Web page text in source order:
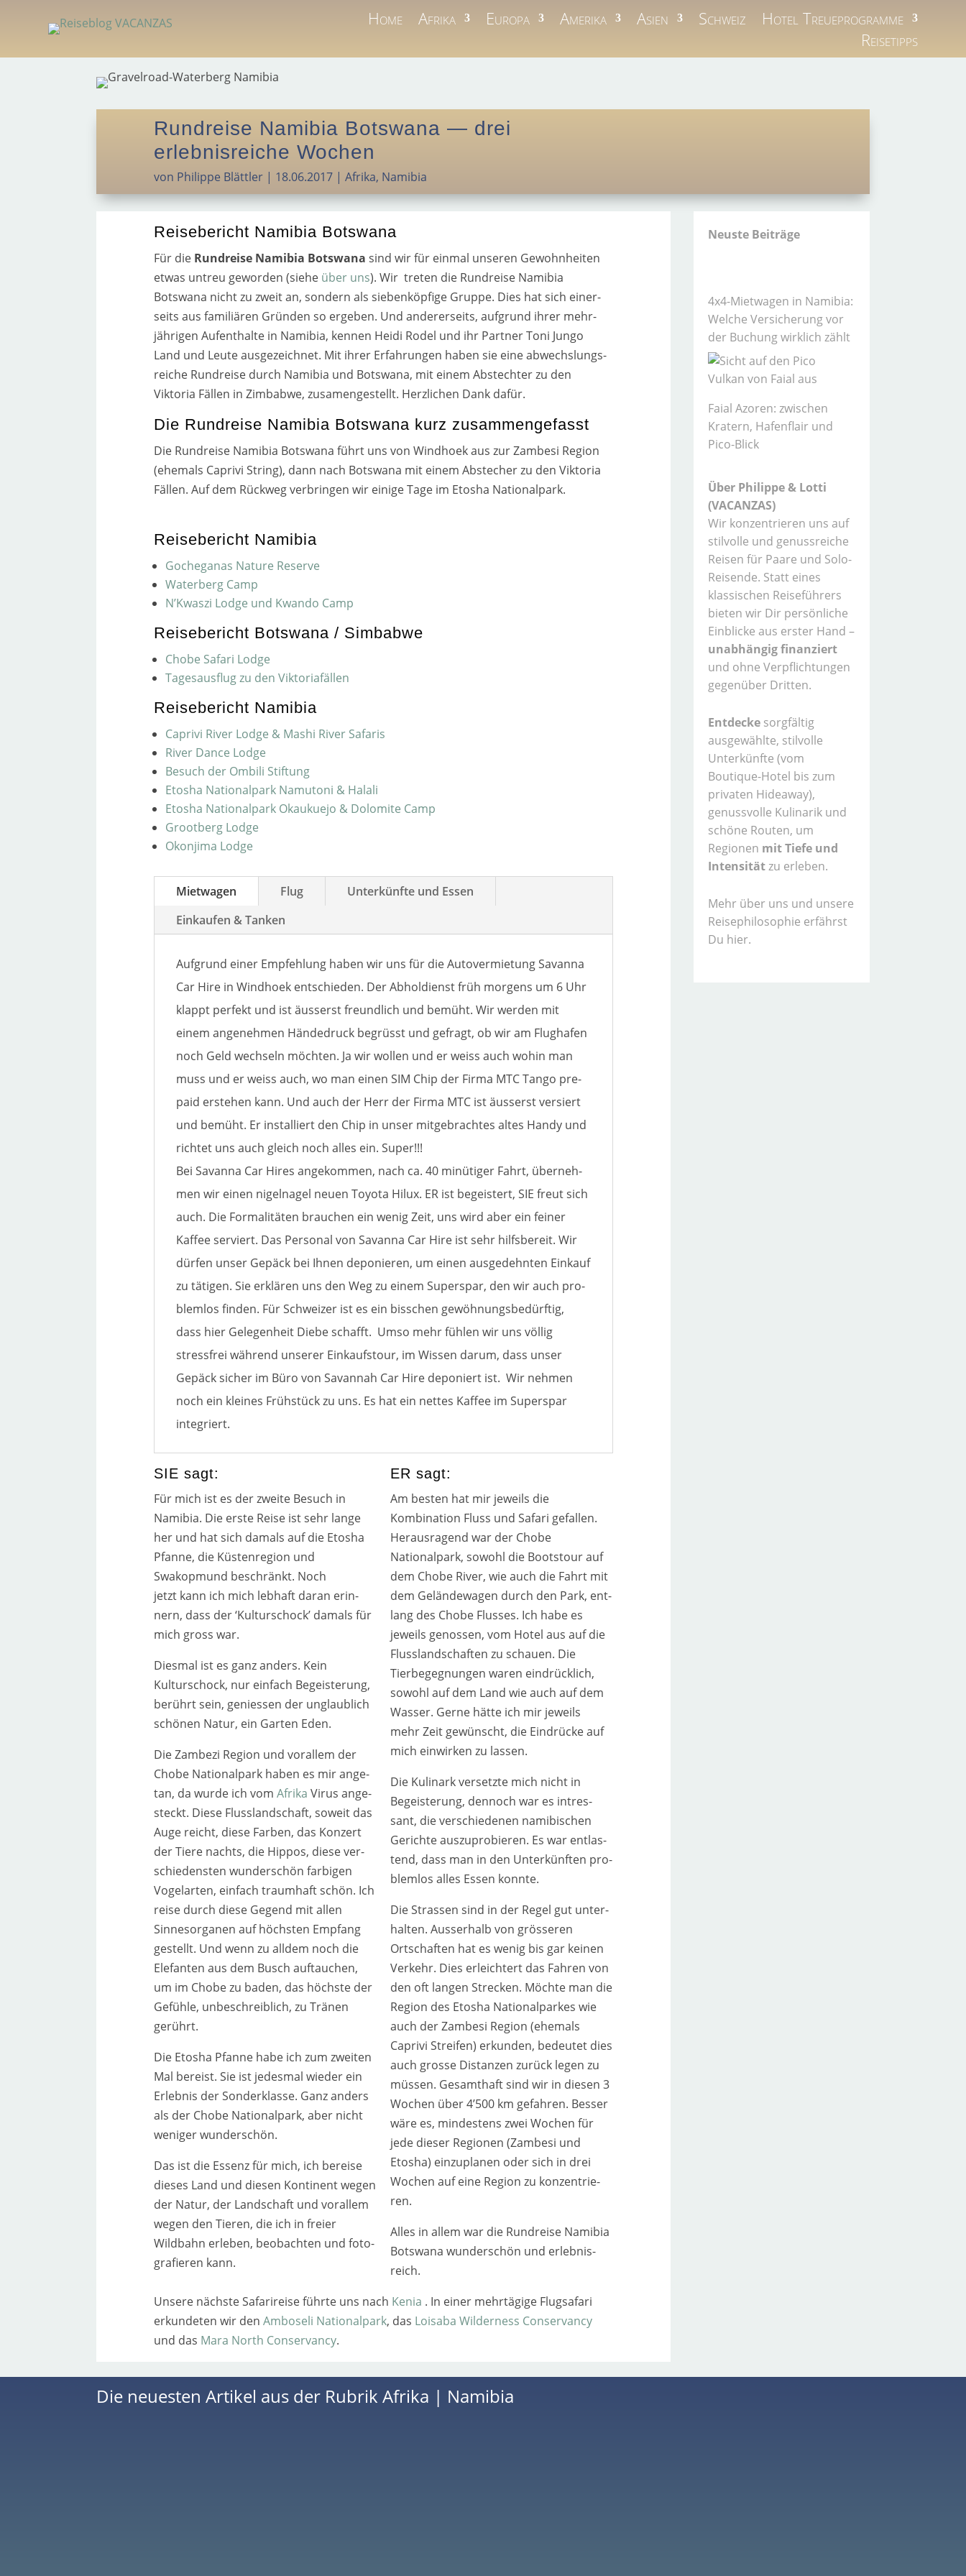
Home Afrika Europa Amerika Asien Schweiz
Hotel Treueprogramme
Reisetipps
Rundreise Namibia Botswana — drei
erlebnisreiche Wochen
von Philippe Blättler | 18.06.2017 |Afrika, Namibia
Reisebericht Namibia Botswana
Für die Rundreise Namibia Botswana sind wir für ein­mal unse­ren Gewohnheiten
etwas untreu gewor­den (sie­he über uns). Wir tre­ten die Rundreise Namibia
Botswana nicht zu zweit an, son­dern als sie­ben­köp­fi­ge Gruppe. Dies hat sich einer­
seits aus fami­liä­ren Gründen so erge­ben. Und ande­rer­seits, auf­grund ihrer mehr­
jäh­ri­gen Aufenthalte in Namibia, ken­nen Heidi Rodel und ihr Partner Toni Jungo
Land und Leute aus­ge­zeich­net. Mit ihrer Erfahrungen haben sie eine abwechs­lungs­
rei­che Rundreise durch Namibia und Botswana, mit einem Abstechter zu den
Viktoria Fällen in Zimbabwe, zusa­men­ge­stellt. Herzlichen Dank dafür.
Die Rundreise Namibia Botswana kurz zusammengefasst
Die Rundreise Namibia Botswana führt uns von Windhoek aus zur Zambesi Region
(ehe­mals Caprivi String), dann nach Botswana mit einem Abstecher zu den Viktoria
Fällen. Auf dem Rückweg ver­brin­gen wir eini­ge Tage im Etosha Nationalpark.
Reisebericht Namibia
Gocheganas Nature Reserve
Waterberg Camp
N’Kwaszi Lodge und Kwando Camp
Reisebericht Botswana / Simbabwe
Chobe Safari Lodge
Tagesausflug zu den Viktoriafällen
Reisebericht Namibia
Caprivi River Lodge & Mashi River Safaris
River Dance Lodge
Besuch der Ombili Stiftung
Etosha Nationalpark Namutoni & Halali
Etosha Nationalpark Okaukuejo & Dolomite Camp
Grootberg Lodge
Okonjima Lodge
Mietwagen Flug
Unterkünfte und Essen
Einkaufen & Tanken
Aufgrund einer Empfehlung haben wir uns für die Autovermietung Savanna
Car Hire in Windhoek ent­schie­den. Der Abholdienst früh mor­gens um 6 Uhr
klappt per­fekt und ist äus­serst freund­lich und bemüht. Wir wer­den mit
einem ange­neh­men Händedruck begrüsst und gefragt, ob wir am Flughafen
noch Geld wech­seln möch­ten. Ja wir wol­len und er weiss auch wohin man
muss und er weiss auch, wo man einen SIM Chip der Firma MTC Tango pre­
paid erste­hen kann. Und auch der Herr der Firma MTC ist äus­serst ver­siert
und bemüht. Er instal­liert den Chip in unser mit­ge­brach­tes altes Handy und
rich­tet uns auch gleich noch alles ein. Super!!!
Bei Savanna Car Hires ange­kom­men, nach ca. 40 minü­ti­ger Fahrt, über­neh­
men wir einen nigel­na­gel neu­en Toyota Hilux. ER ist begeis­tert, SIE freut sich
auch. Die Formalitäten brau­chen ein wenig Zeit, uns wird aber ein fei­ner
Kaffee ser­viert. Das Personal von Savanna Car Hire ist sehr hilfs­be­reit. Wir
dür­fen unser Gepäck bei Ihnen depo­nie­ren, um einen aus­ge­dehn­ten Einkauf
zu täti­gen. Sie erklä­ren uns den Weg zu einem Superspar, den wir auch pro­
blem­los fin­den. Für Schweizer ist es ein biss­chen gewöh­nungs­be­dürf­tig,
dass hier Gelegenheit Diebe schafft. Umso mehr füh­len wir uns völ­lig
stress­frei wäh­rend unse­rer Einkaufstour, im Wissen dar­um, dass unser
Gepäck sicher im Büro von Savannah Car Hire depo­niert ist. Wir neh­men
noch ein klei­nes Frühstück zu uns. Es hat ein net­tes Kaffee im Superspar
inte­griert.
SIE sagt:
Für mich ist es der zwei­te Besuch in
Namibia. Die ers­te Reise ist sehr lan­ge
her und hat sich damals auf die Etosha
Pfanne, die Küstenregion und
Swakopmund beschränkt. Noch
jetzt kann ich mich leb­haft dar­an erin­
nern, dass der ‘Kulturschock’ damals für
mich gross war.
Diesmal ist es ganz anders. Kein
Kulturschock, nur ein­fach Begeisterung,
berührt sein, genies­sen der unglaub­lich
schö­nen Natur, ein Garten Eden.
Die Zambezi Region und vor­al­lem der
Chobe Nationalpark haben es mir ange­
tan, da wur­de ich vomAfrikaVirus ange­
steckt. Diese Flusslandschaft, soweit das
Auge reicht, die­se Farben, das Konzert
der Tiere nachts, die Hippos, die­se ver­
schie­dens­ten wun­der­schön far­bi­gen
Vogelarten, ein­fach traum­haft schön. Ich
rei­se durch die­se Gegend mit allen
Sinnesorganen auf höchs­ten Empfang
gestellt. Und wenn zu all­dem noch die
Elefanten aus dem Busch auf­tau­chen,
um im Chobe zu baden, das höchs­te der
Gefühle, unbe­schreib­lich, zu Tränen
gerührt.
Die Etosha Pfanne habe ich zum zwei­ten
Mal bereist. Sie ist jedes­mal wie­der ein
Erlebnis der Sonderklasse. Ganz anders
als der Chobe Nationalpark, aber nicht
weni­ger wun­der­schön.
Das ist die Essenz für mich, ich berei­se
die­ses Land und die­sen Kontinent wegen
der Natur, der Landschaft und vor­al­lem
wegen den Tieren, die ich in frei­er
Wildbahn erle­ben, beob­ach­ten und foto­
gra­fie­ren kann.
ER sagt:
Am bes­ten hat mir jeweils die
Kombination Fluss und Safari gefal­len.
Herausragend war der Chobe
Nationalpark, sowohl die Bootstour auf
dem Chobe River, wie auch die Fahrt mit
dem Geländewagen durch den Park, ent­
lang des Chobe Flusses. Ich habe es
jeweils genos­sen, vom Hotel aus auf die
Flusslandschaften zu schau­en. Die
Tierbegegnungen waren ein­drück­lich,
sowohl auf dem Land wie auch auf dem
Wasser. Gerne hät­te ich mir jeweils
mehr Zeit gewünscht, die Eindrücke auf
mich ein­wir­ken zu las­sen.
Die Kulinark ver­setz­te mich nicht in
Begeisterung, den­noch war es intres­
sant, die ver­schie­de­nen nami­bi­schen
Gerichte aus­zu­pro­bie­ren. Es war ent­las­
tend, dass man in den Unterkünften pro­
blem­los alles Essen konn­te.
Die Strassen sind in der Regel gut unter­
hal­ten. Ausserhalb von grös­se­ren
Ortschaften hat es wenig bis gar kei­nen
Verkehr. Dies erleich­tert das Fahren von
den oft lan­gen Strecken. Möchte man die
Region des Etosha Nationalparkes wie
auch der Zambesi Region (ehe­mals
Caprivi Streifen) erkun­den, bedeu­tet dies
auch gros­se Distanzen zurück legen zu
müs­sen. Gesamthaft sind wir in die­sen 3
Wochen über 4’500 km gefah­ren. Besser
wäre es, min­des­tens zwei Wochen für
jede die­ser Regionen (Zambesi und
Etosha) ein­zu­pla­nen oder sich in drei
Wochen auf eine Region zu kon­zen­trie­
ren.
Alles in allem war die Rundreise Namibia
Botswana wun­der­schön und erleb­nis­
reich.
Unsere nächs­te Safarireise führ­te uns nach Kenia . In einer mehr­tä­gi­ge Flugsafari
erkun­de­ten wir denAmboseli Nationalpark, das Loisaba Wilderness Conservancy
und das Mara North Conservancy.
Neuste Beiträge
4x4-Mietwagen in Namibia:
Welche Versicherung vor
der Buchung wirklich zählt
Faial Azoren: zwischen
Kratern, Hafenflair und
Pico-Blick
Über Philippe & Lotti
(VACANZAS)
Wir konzentrieren uns auf
stilvolle und genussreiche
Reisen für Paare und Solo-
Reisende. Statt eines
klassischen Reiseführers
bieten wir Dir persönliche
Einblicke aus erster Hand –
unabhängig finanziert
und ohne Verpflichtungen
gegenüber Dritten.
Entdeckesorgfältig
ausgewählte, stilvolle
Unterkünfte (vom
Boutique-Hotel bis zum
privaten Hideaway),
genussvolle Kulinarik und
schöne Routen, um
Regionen mit Tiefe und
Intensitätzu erleben.
Mehr über uns und unsere
Reisephilosophie erfährst
Du hier.
Die neuesten Artikel aus der RubrikAfrika | Namibia